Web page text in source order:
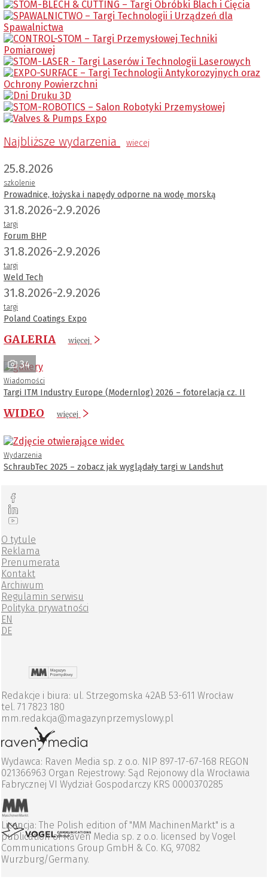
Najbliższe wydarzenia wiecej
25.8.2026
szkolenie
Prowadnice, łożyska i napędy odporne na wodę morską
31.8.2026-2.9.2026
targi
Forum BHP
31.8.2026-2.9.2026
targi
Weld Tech
31.8.2026-2.9.2026
targi
Poland Coatings Expo
GALERIA więcej
34
Wiadomości
Targi ITM Industry Europe (Modernlog) 2026 – fotorelacja cz. II
WIDEO więcej
Wydarzenia
SchraubTec 2025 – zobacz jak wyglądały targi w Landshut
O tytule
Reklama
Prenumerata
Kontakt
Archiwum
Regulamin serwisu
Polityka prywatności
EN
DE
Redakcje i biura: ul. Strzegomska 42AB 53-611 Wrocław
tel. 71 7823 180
mm.redakcja@magazynprzemyslowy.pl
Wydawca: Raven Media sp. z o.o. NIP 897-17-67-168 REGON
021366963 Organ Rejestrowy: Sąd Rejonowy dla Wrocławia
Fabrycznej VI Wydział Gospodarczy KRS 0000370285
Licencja: The Polish edition of "MM MachinenMarkt" is a
publication of Raven Media sp. z o.o. licensed by Vogel
Communications Group GmbH & Co. KG, 97082
Wurzburg/Germany.